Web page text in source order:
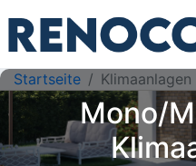
Startseite Klimaanlagen
Mono/